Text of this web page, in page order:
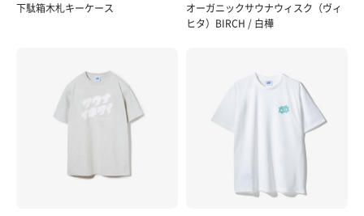
下駄箱木札キーケース
オーガニックサウナウィスク（ヴィ
ヒタ）BIRCH / 白樺